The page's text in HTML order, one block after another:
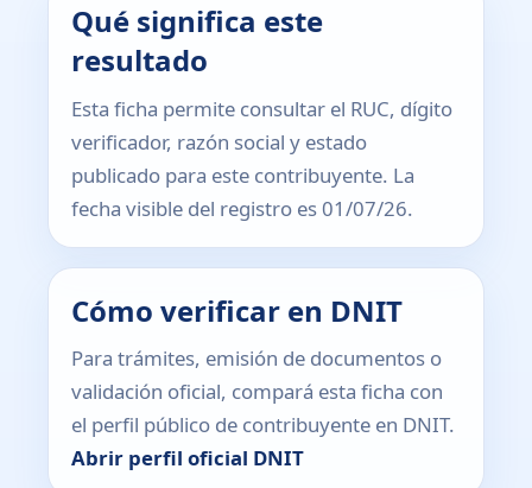
Qué significa este
resultado
Esta ficha permite consultar el RUC, dígito
verificador, razón social y estado
publicado para este contribuyente. La
fecha visible del registro es 01/07/26.
Cómo verificar en DNIT
Para trámites, emisión de documentos o
validación oficial, compará esta ficha con
el perfil público de contribuyente en DNIT.
Abrir perfil oficial DNIT